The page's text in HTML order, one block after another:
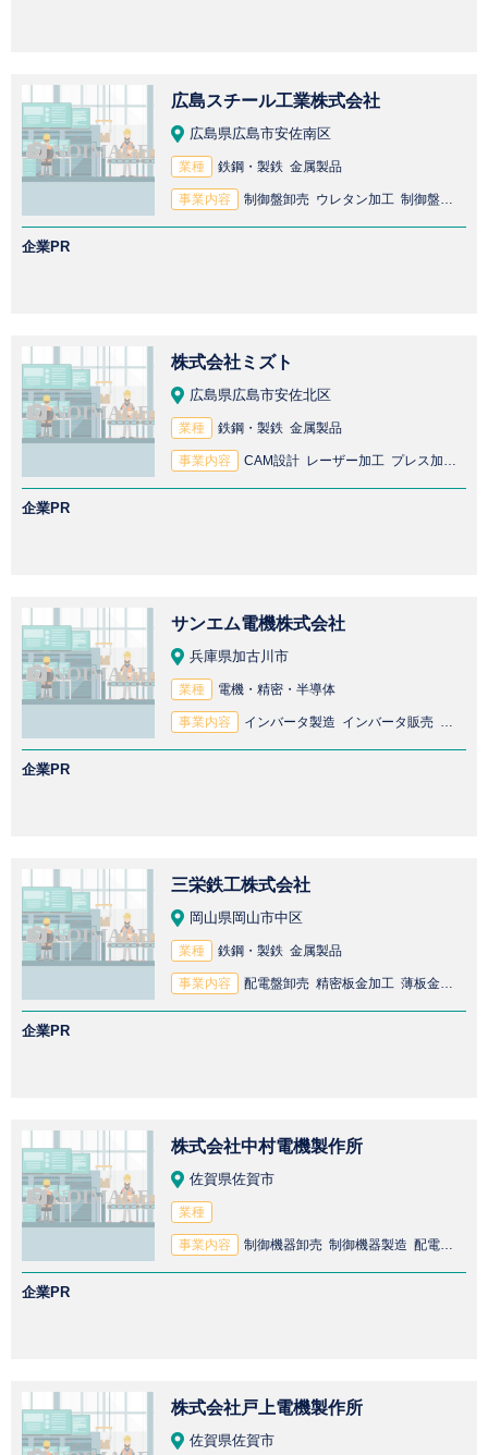
広島スチール工業株式会社
広島県広島市安佐南区
業種 鉄鋼・製鉄 金属製品
事業内容 制御盤卸売 ウレタン加工 制御盤製造 鉄鋼製品卸売 鉄鋼製品製造 配電盤製造 配電盤卸売 ステンレス製品卸売 金属塗装 焼付塗装
企業PR
株式会社ミズト
広島県広島市安佐北区
業種 鉄鋼・製鉄 金属製品
事業内容 CAM設計 レーザー加工 プレス加工 CAD設計 板金加工 配電盤製造 高圧受電設備製造
企業PR
サンエム電機株式会社
兵庫県加古川市
業種 電機・精密・半導体
事業内容 インバータ製造 インバータ販売 制御盤製造 CAD設計 配電盤製造 操作盤製造 制御盤販売 配電盤販売
企業PR
三栄鉄工株式会社
岡山県岡山市中区
業種 鉄鋼・製鉄 金属製品
事業内容 配電盤卸売 精密板金加工 薄板金属加工 鉄鋼製品加工 鉄骨加工 精密金属加工 曲げ加工 鉄鋼製品卸売 鉄鋼製品製造 ステンレス鋼加工 鉄鋼加工 鉄骨製造 配電盤製造
企業PR
株式会社中村電機製作所
佐賀県佐賀市
業種
事業内容 制御機器卸売 制御機器製造 配電盤製造 計装盤製造
企業PR
株式会社戸上電機製作所
佐賀県佐賀市